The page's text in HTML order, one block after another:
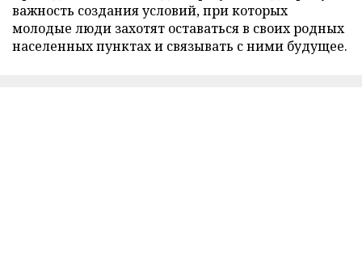
важность создания условий, при которых
молодые люди захотят оставаться в своих родных
населенных пунктах и связывать с ними будущее.